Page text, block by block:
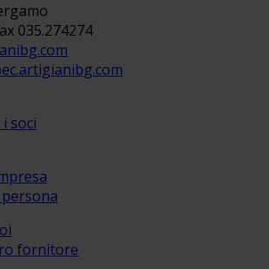
035.274274
soci
fornitore